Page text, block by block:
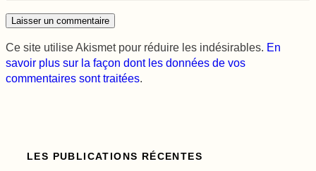
Ce site utilise Akismet pour réduire les indésirables. En
savoir plus sur la façon dont les données de vos
commentaires sont traitées.
LES PUBLICATIONS RÉCENTES